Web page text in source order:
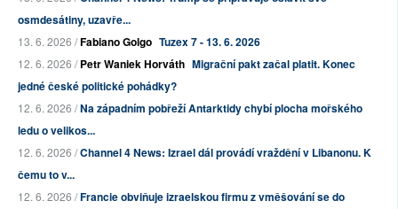
osmdesátiny, uzavře...
13. 6. 2026 /Fabiano Golgo Tuzex 7 - 13. 6. 2026
12. 6. 2026 /Petr Waniek Horváth Migrační pakt začal platit. Konec
jedné české politické pohádky?
12. 6. 2026 /Na západním pobřeží Antarktidy chybí plocha mořského
ledu o velikos...
12. 6. 2026 /Channel 4 News: Izrael dál provádí vraždění v Libanonu. K
čemu to v...
12. 6. 2026 /Francie obviňuje izraelskou firmu z vměšování se do